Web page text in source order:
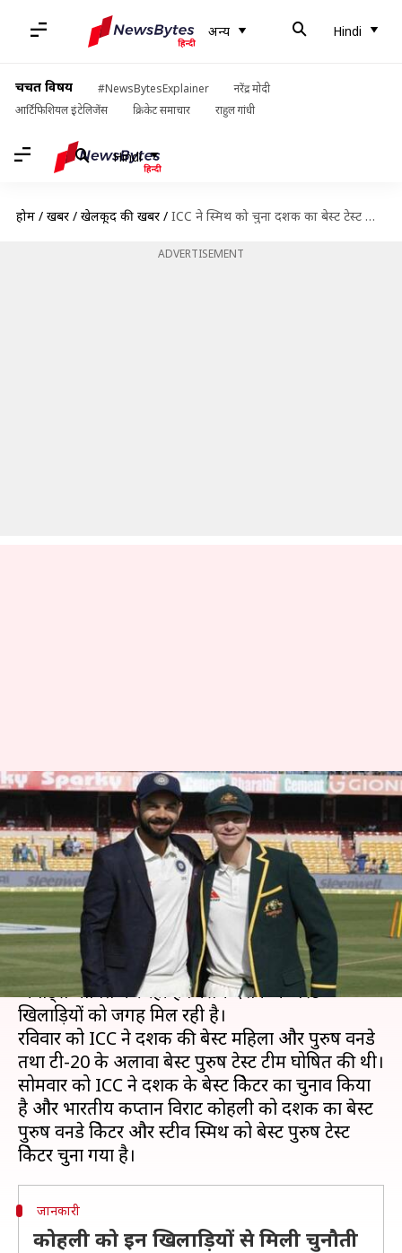
अन्य Hindi
चर्चित विषय #NewsBytesExplainer
नरेंद्र मोदी
आर्टिफिशियल इंटेलिजेंस
क्रिकेट समाचार राहुल गांधी
Hindi
होम / खबरें / खेलकूद की खबरें / ICC ने स्मिथ को चुना दशक का बेस्ट टेस्ट क्रिकेटर, कोहली ने वनडे में मारी बाजी
ADVERTISEMENT
ICC ने स्मिथ को चुना दशक का बेस्ट
टेस्ट क्रिकेटर, कोहली ने वनडे में मारी
बाजी
लेखन Neeraj Pandey Dec 28, 2020 02:43 pm
क्या है खबर?
इंटरनेशनल क्रिकेट काउंसिल (ICC) बीते रविवार से ही
अवार्ड्स घोषित कर रही है जिसमें दशक के बेस्ट
खिलाड़ियों को जगह मिल रही है।
रविवार को ICC ने दशक की बेस्ट महिला और पुरुष वनडे
तथा टी-20 के अलावा बेस्ट पुरुष टेस्ट टीम घोषित की थी।
सोमवार को ICC ने दशक के बेस्ट क्रिकेटर का चुनाव किया
है और भारतीय कप्तान विराट कोहली को दशक का बेस्ट
पुरुष वनडे क्रिकेटर और स्टीव स्मिथ को बेस्ट पुरुष टेस्ट
जानकारी
कोहली को इन खिलाड़ियों से मिली चुनौती